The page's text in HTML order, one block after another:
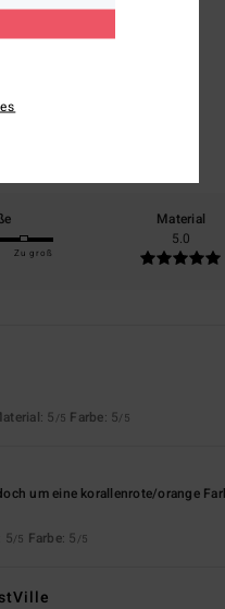
Zu groß
Material
5.0
: 5 /5 Farbe: 5/5
um eine korallenrote/orange
: 5/5 Farbe: 5 /5